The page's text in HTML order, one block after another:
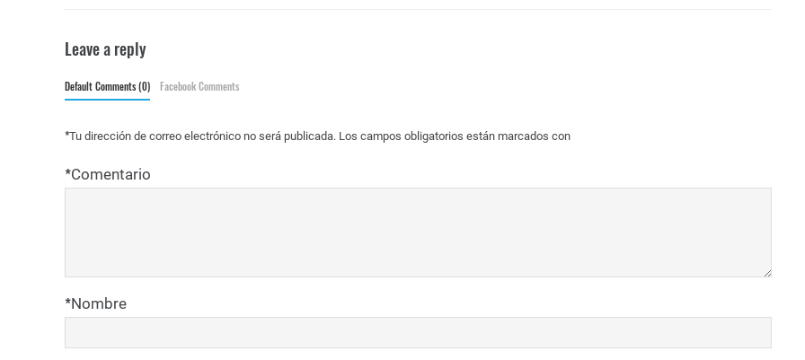
Leave a reply
Default Comments (0) Facebook Comments
Tu dirección de correo electrónico no será publicada. Los campos obligatorios están marcados con
*
Comentario
*
Nombre
*